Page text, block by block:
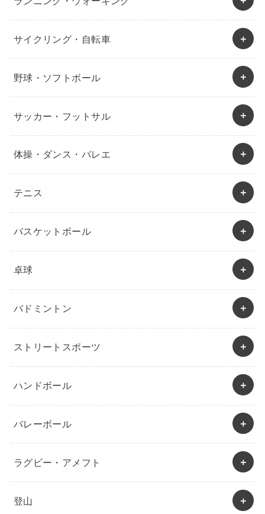
サイクリング・自転車
野球・ソフトボール
サッカー・フットサル
体操・ダンス・バレエ
テニス
バスケットボール
卓球
バドミントン
ストリートスポーツ
ハンドボール
バレーボール
ラグビー・アメフト
登山